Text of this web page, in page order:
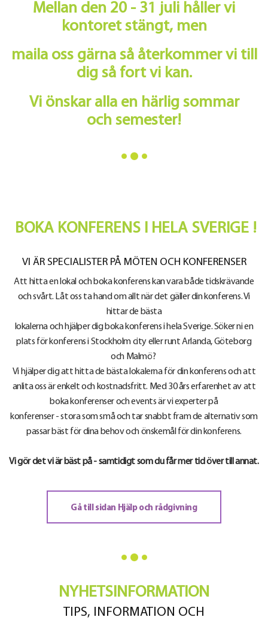
Mellan den 20 - 31 juli håller vi
kontoret stängt, men
maila oss gärna så återkommer vi till
dig så fort vi kan.
Vi önskar alla en härlig sommar
och semester!
BOKA KONFERENS I HELA SVERIGE !
VI ÄR SPECIALISTER PÅ MÖTEN OCH KONFERENSER
Att hitta en lokal och boka konferens kan vara både tidskrävande
och svårt. Låt oss ta hand om allt när det gäller din konferens. Vi
hittar de bästa
lokalerna och hjälper dig boka konferens i hela Sverige. Söker ni en
plats för konferens i Stockholm city eller runt Arlanda, Göteborg
och Malmö?
Vi hjälper dig att hitta de bästa lokalerna för din konferens och att
anlita oss är enkelt och kostnadsfritt. Med 30 års erfarenhet av att
boka konferenser och events är vi experter på
konferenser - stora som små och tar snabbt fram de alternativ som
passar bäst för dina behov och önskemål för din konferens.
Vi gör det vi är bäst på - samtidigt som du får mer tid över till annat.
Gå till sidan Hjälp och rådgivning
NYHETSINFORMATION
TIPS, INFORMATION OCH